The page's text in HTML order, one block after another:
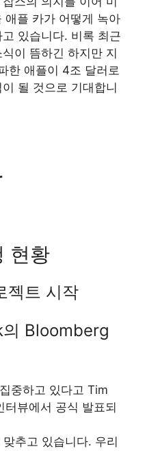
애플 카가 어떻게 녹아
있습니다. 비록 최근
이 뜸하긴 하지만 지
한 애플이 4조 달러로
될 것으로 기대합니
현황
젝트 시작
Bloomberg
중하고 있다고 Tim
뷰에서 공식 발표되
추고 있습니다. 우리